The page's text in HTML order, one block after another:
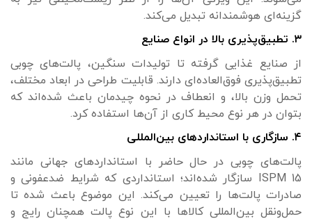
گزینه‌ای هوشمندانه تبدیل می‌کند.
۳. تطبیق‌پذیری بالا در انواع صنایع
از صنایع غذایی گرفته تا تولیدات سنگین، پالت‌های چوبی
تطبیق‌پذیری فوق‌العاده‌ای دارند. قابلیت طراحی در ابعاد مختلف،
تحمل وزن بالا، و انعطاف در نحوه چیدمان باعث شده‌اند که
بتوان در هر نوع محیط کاری از آن‌ها استفاده کرد.
۴. سازگاری با استانداردهای بین‌المللی
پالت‌های چوبی در حال حاضر با استانداردهای جهانی مانند
ISPM 15 سازگار شده‌اند؛ استانداردی که شرایط ضدعفونی و
صادرات پالت‌ها را تعیین می‌کند. این موضوع باعث شده تا
حمل‌ونقل بین‌المللی کالاها با این نوع پالت همچنان رایج و